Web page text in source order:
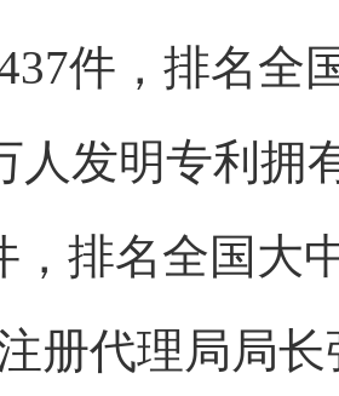
件，排名全
人发明专利拥
，排名全国大
册代理 局局